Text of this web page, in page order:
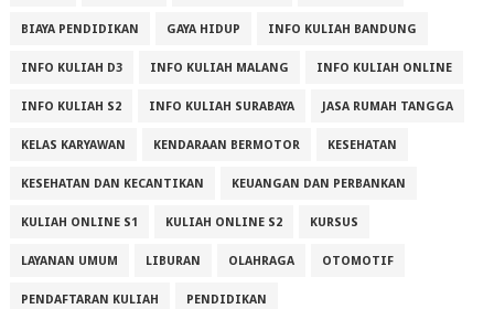
BIAYA PENDIDIKAN GAYA HIDUP INFO KULIAH BANDUNG
INFO KULIAH D3 INFO KULIAH MALANG INFO KULIAH ONLINE
INFO KULIAH S2 INFO KULIAH SURABAYA JASA RUMAH TANGGA
KELAS KARYAWAN KENDARAAN BERMOTOR KESEHATAN
KESEHATAN DAN KECANTIKAN KEUANGAN DAN PERBANKAN
KULIAH ONLINE S1 KULIAH ONLINE S2 KURSUS
LAYANAN UMUM LIBURAN OLAHRAGA OTOMOTIF
PENDAFTARAN KULIAH PENDIDIKAN